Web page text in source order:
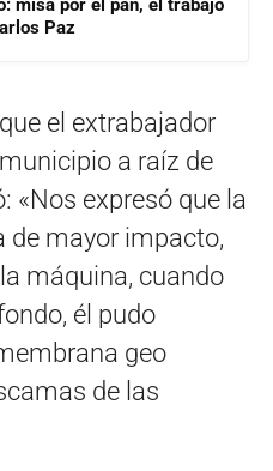
misa por el pan, el trabajo
Paz
el extrabajador
a raíz de
«Nos expresó que la
de mayor impacto,
máquina, cuando
él pudo
geo
de las